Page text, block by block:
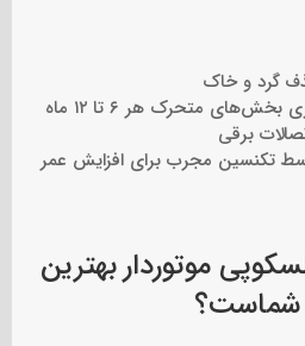
گرد و خاک
متحرک هر ۶ تا ۱۲ ماه
برقی
تکنسین مجرب برای افزایش عمر
موتور‌دار بهترین
شماست؟